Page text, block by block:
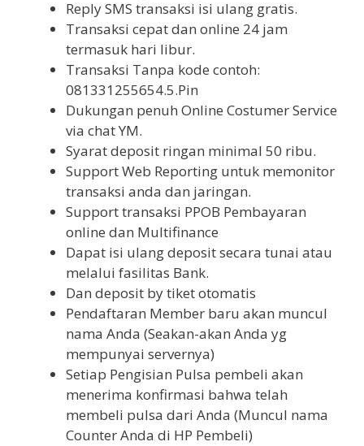
Reply SMS transaksi isi ulang gratis.
Transaksi cepat dan online 24 jam
termasuk hari libur.
Transaksi Tanpa kode contoh:
081331255654.5.Pin
Dukungan penuh Online Costumer Service
via chat YM.
Syarat deposit ringan minimal 50 ribu.
Support Web Reporting untuk memonitor
transaksi anda dan jaringan.
Support transaksi PPOB Pembayaran
online dan Multifinance
Dapat isi ulang deposit secara tunai atau
melalui fasilitas Bank.
Dan deposit by tiket otomatis
Pendaftaran Member baru akan muncul
nama Anda (Seakan-akan Anda yg
mempunyai servernya)
Setiap Pengisian Pulsa pembeli akan
menerima konfirmasi bahwa telah
membeli pulsa dari Anda (Muncul nama
Counter Anda di HP Pembeli)